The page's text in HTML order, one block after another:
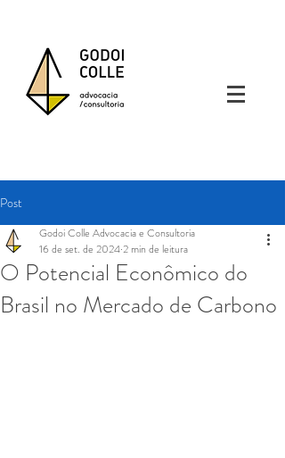
Post
O Potencial Econômico do
Brasil no Mercado de Carbono
Godoi Colle Advocacia e Consultoria
16 de set. de 20242 min de leitura